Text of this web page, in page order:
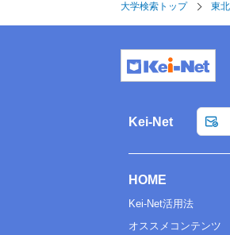
大学検索トップ 東
Kei-Net
HOME
Kei-Net活用法
オススメコンテンツ